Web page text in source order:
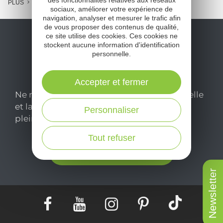
Newsletter
PLUS
Ne manquez pas notre newsletter mensuelle
et laissez-vous inspirer pour profiter
pleinement de votre séjour en Aveyron.
Je m'abonne ici
sociaux, améliorer votre expérience de
navigation, analyser et mesurer le trafic afin
de vous proposer des contenus de qualité,
ce site utilise des cookies. Ces cookies ne
stockent aucune information d'identification
personnelle.
Tout refuser
Personnaliser
Accepter et fermer